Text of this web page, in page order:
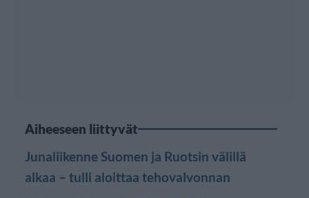
Aiheeseen liittyvät
Junaliikenne Suomen ja Ruotsin välillä
alkaa – tulli aloittaa tehovalvonnan